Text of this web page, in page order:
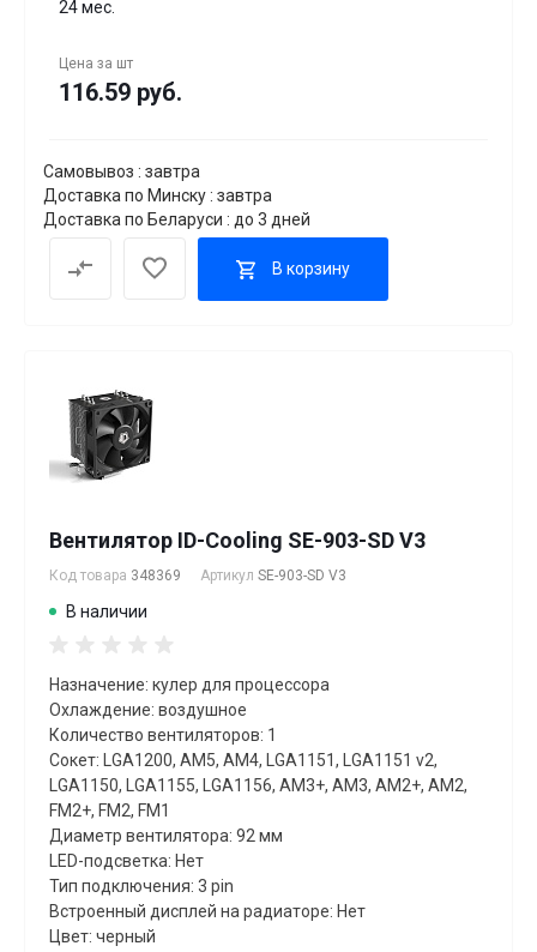
24 мес.
Цена за шт
116.59 руб.
Самовывоз : завтра
Доставка по Минску : завтра
Доставка по Беларуси : до 3 дней
В корзину
Вентилятор ID-Cooling SE-903-SD V3
Код товара 348369 Артикул SE-903-SD V3
В наличии
Назначение: кулер для процессора
Охлаждение: воздушное
Количество вентиляторов: 1
Сокет: LGA1200, AM5, AM4, LGA1151, LGA1151 v2,
LGA1150, LGA1155, LGA1156, AM3+, AM3, AM2+, AM2,
FM2+, FM2, FM1
Диаметр вентилятора: 92 мм
LED-подсветка: Нет
Тип подключения: 3 pin
Встроенный дисплей на радиаторе: Нет
Цвет: черный